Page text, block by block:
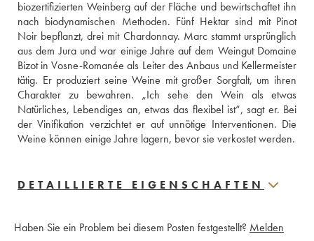
biozertifizierten Weinberg auf der Fläche und bewirtschaftet ihn
nach biodynamischen Methoden. Fünf Hektar sind mit Pinot
Noir bepflanzt, drei mit Chardonnay. Marc stammt ursprünglich
aus dem Jura und war einige Jahre auf dem Weingut Domaine
Bizot in Vosne-Romanée als Leiter des Anbaus und Kellermeister
tätig. Er produziert seine Weine mit großer Sorgfalt, um ihren
Charakter zu bewahren. „Ich sehe den Wein als etwas
Natürliches, Lebendiges an, etwas das flexibel ist“, sagt er. Bei
der Vinifikation verzichtet er auf unnötige Interventionen. Die
Weine können einige Jahre lagern, bevor sie verkostet werden.
DETAILLIERTE EIGENSCHAFTEN
Haben Sie ein Problem bei diesem Posten festgestellt? Melden